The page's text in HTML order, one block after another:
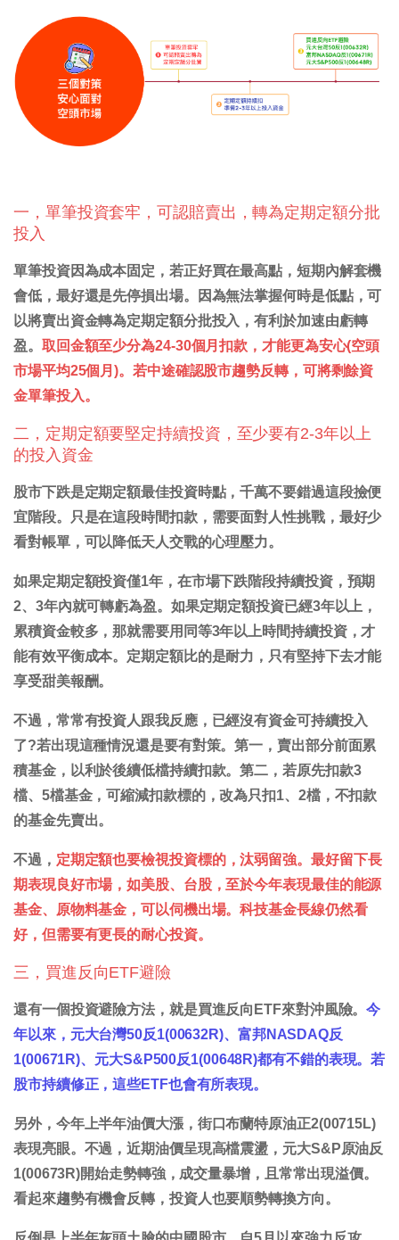
一，單筆投資套牢，可認賠賣出，轉為定期定額分批
投入
單筆投資因為成本固定，若正好買在最高點，短期內解套機
會低，最好還是先停損出場。因為無法掌握何時是低點，可
以將賣出資金轉為定期定額分批投入，有利於加速由虧轉
盈。 取回金額至少分為24-30個月扣款，才能更為安心(空頭
市場平均25個月)。若中途確認股市趨勢反轉，可將剩餘資
金單筆投入。
二，定期定額要堅定持續投資，至少要有2-3年以上
的投入資金
股市下跌是定期定額最佳投資時點，千萬不要錯過這段撿便
宜階段。只是在這段時間扣款，需要面對人性挑戰，最好少
看對帳單，可以降低天人交戰的心理壓力。
如果定期定額投資僅1年，在市場下跌階段持續投資，預期
2、3年內就可轉虧為盈。如果定期定額投資已經3年以上，
累積資金較多，那就需要用同等3年以上時間持續投資，才
能有效平衡成本。定期定額比的是耐力，只有堅持下去才能
享受甜美報酬。
不過，常常有投資人跟我反應，已經沒有資金可持續投入
了?若出現這種情況還是要有對策。第一，賣出部分前面累
積基金，以利於後續低檔持續扣款。第二，若原先扣款3
檔、5檔基金，可縮減扣款標的，改為只扣1、2檔，不扣款
的基金先賣出。
不過， 定期定額也要檢視投資標的，汰弱留強。最好留下長
期表現良好市場，如美股、台股，至於今年表現最佳的能源
基金、原物料基金，可以伺機出場。科技基金長線仍然看
好，但需要有更長的耐心投資。
三，買進反向ETF避險
還有一個投資避險方法，就是買進反向ETF來對沖風險。今
年以來，元大台灣50反1(00632R)、富邦NASDAQ反
1(00671R)、元大S&P500反1(00648R)都有不錯的表現。若
股市持續修正，這些ETF也會有所表現。
另外，今年上半年油價大漲，街口布蘭特原油正2(00715L)
表現亮眼。不過，近期油價呈現高檔震盪，元大S&P原油反
1(00673R)開始走勢轉強，成交量暴增，且常常出現溢價。
看起來趨勢有機會反轉，投資人也要順勢轉換方向。